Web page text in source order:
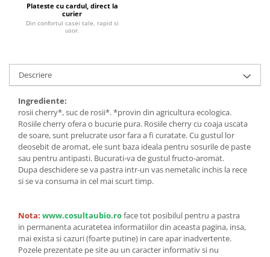
Dulciuri
Ciocolata
Dulceturi, gemuri, compoturi
Creme
Bomboane, Caramele si Jeleuri
Biscuiti si napolitane
Inghetata
Zahar si indulcitori
Guma de mestecat bio
Snacksuri
Plateste cu cardul, direct la
curier
Din confortul casei tale, rapid si
usor.
Descriere
Ingrediente:
rosii cherry*, suc de rosii*. *provin din agricultura ecologica.
Rosiile cherry ofera o bucurie pura. Rosiile cherry cu coaja uscata
de soare, sunt prelucrate usor fara a fi curatate. Cu gustul lor
deosebit de aromat, ele sunt baza ideala pentru sosurile de paste
sau pentru antipasti. Bucurati-va de gustul fructo-aromat.
Dupa deschidere se va pastra intr-un vas nemetalic inchis la rece
si se va consuma in cel mai scurt timp.
Nota: www.cosultaubio.roface tot posibilul pentru a pastra
in permanenta acuratetea informatiilor din aceasta pagina, insa,
mai exista si cazuri (foarte putine) in care apar inadvertente.
Pozele prezentate pe site au un caracter informativ si nu